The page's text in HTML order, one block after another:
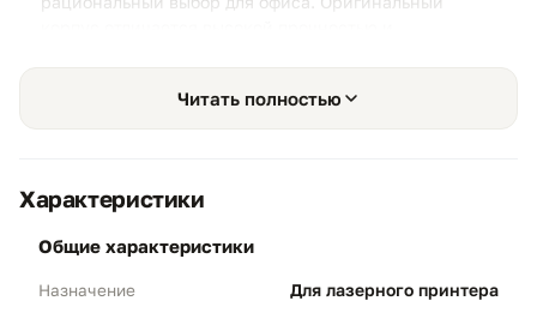
обеспечивает полноценный цикл печати,
Читать полностью
Характеристики
общие характеристики
Назначение Для лазерного принтера